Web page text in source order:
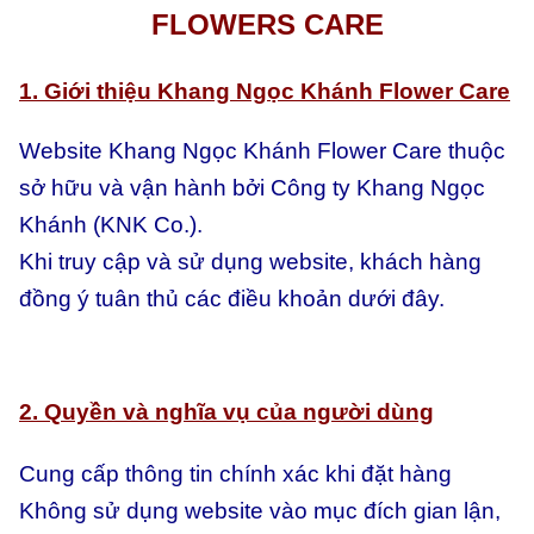
FLOWERS CARE
1. Giới thiệu Khang Ngọc Khánh Flower Care
Website Khang Ngọc Khánh Flower Care thuộc
sở hữu và vận hành bởi Công ty Khang Ngọc
Khánh (KNK Co.).
Khi truy cập và sử dụng website, khách hàng
đồng ý tuân thủ các điều khoản dưới đây.
2. Quyền và nghĩa vụ của người dùng
Cung cấp thông tin chính xác khi đặt hàng
Không sử dụng website vào mục đích gian lận,